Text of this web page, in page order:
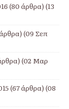
(80 άρθρα) (13
(09 Σεπ
(02 Μαρ
(67 άρθρα) (08